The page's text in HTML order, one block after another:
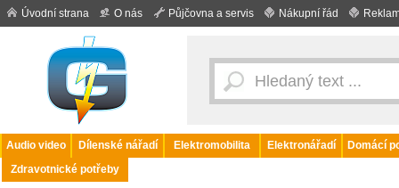
Úvodní strana O nás Půjčovna a servis Nákupní řád
Audio video Dílenské nářadí Elektromobilita Elektronářadí
Domácí
Zdravotnické potřeby